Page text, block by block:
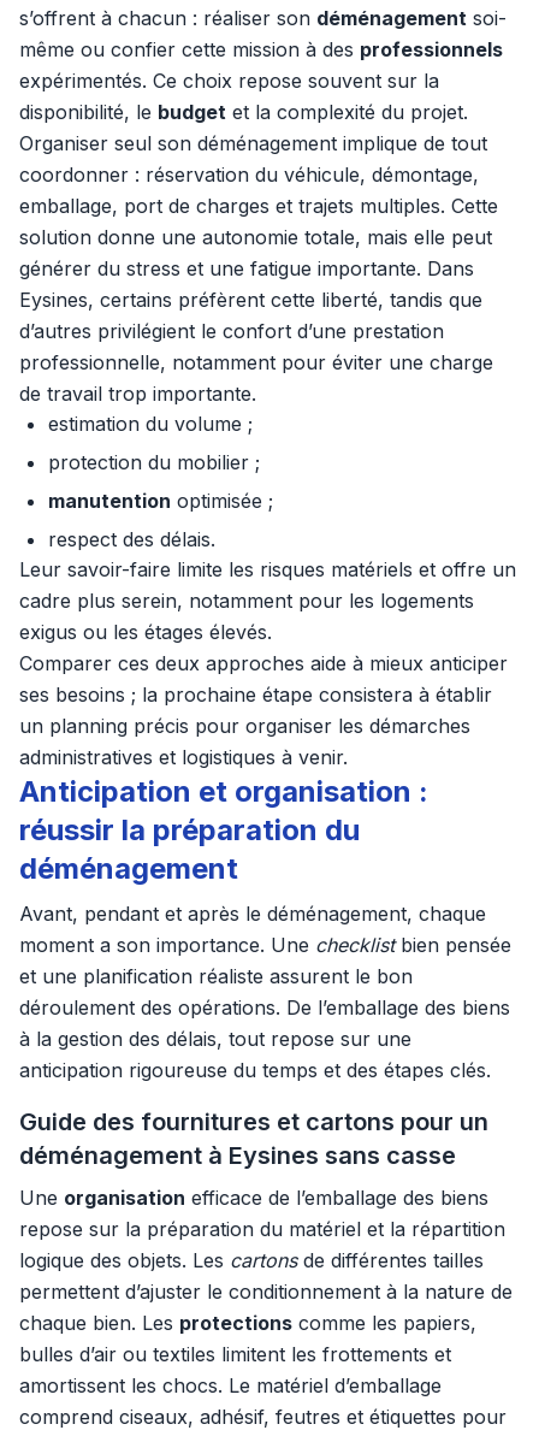
s’offrent à chacun : réaliser son déménagement soi-
même ou confier cette mission à des professionnels
expérimentés. Ce choix repose souvent sur la
disponibilité, le budget et la complexité du projet.
Organiser seul son déménagement implique de tout
coordonner : réservation du véhicule, démontage,
emballage, port de charges et trajets multiples. Cette
solution donne une autonomie totale, mais elle peut
générer du stress et une fatigue importante. Dans
Eysines, certains préfèrent cette liberté, tandis que
d’autres privilégient le confort d’une prestation
professionnelle, notamment pour éviter une charge
de travail trop importante.
estimation du volume ;
protection du mobilier ;
manutention optimisée ;
respect des délais.
Leur savoir-faire limite les risques matériels et offre un
cadre plus serein, notamment pour les logements
exigus ou les étages élevés.
Comparer ces deux approches aide à mieux anticiper
ses besoins ; la prochaine étape consistera à établir
un planning précis pour organiser les démarches
administratives et logistiques à venir.
Anticipation et organisation :
réussir la préparation du
déménagement
Avant, pendant et après le déménagement, chaque
moment a son importance. Une checklistbien pensée
et une planification réaliste assurent le bon
déroulement des opérations. De l’emballage des biens
à la gestion des délais, tout repose sur une
anticipation rigoureuse du temps et des étapes clés.
Guide des fournitures et cartons pour un
déménagement à Eysines sans casse
Une organisation efficace de l’emballage des biens
repose sur la préparation du matériel et la répartition
logique des objets. Les cartonsde différentes tailles
permettent d’ajuster le conditionnement à la nature de
chaque bien. Les protections comme les papiers,
bulles d’air ou textiles limitent les frottements et
amortissent les chocs. Le matériel d’emballage
comprend ciseaux, adhésif, feutres et étiquettes pour